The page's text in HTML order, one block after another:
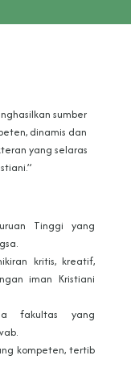
sumber
dinamis dan
yang selaras
Tinggi yang
kritis, kreatif,
iman Kristiani
fakultas yang
kompeten, tertib